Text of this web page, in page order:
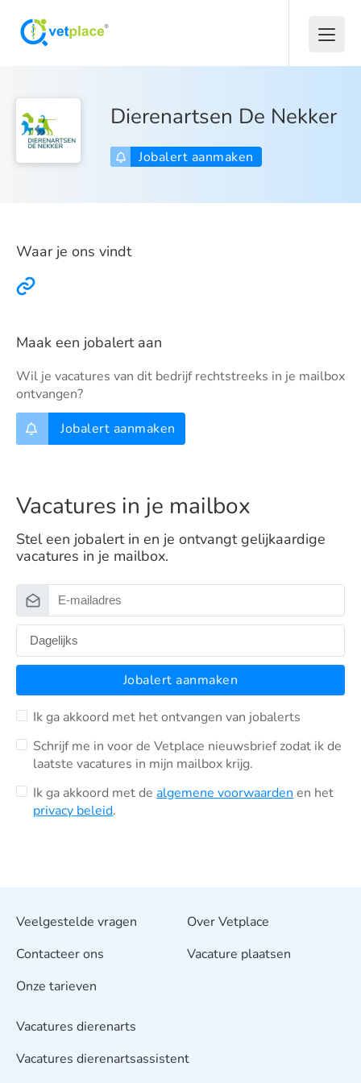
Dierenartsen De Nekker
Jobalert aanmaken
Waar je ons vindt
Maak een jobalert aan
Wil je vacatures van dit bedrijf rechtstreeks in je mailbox
ontvangen?
Jobalert aanmaken
Vacatures in je mailbox
Stel een jobalert in en je ontvangt gelijkaardige
vacatures in je mailbox.
Jobalert aanmaken
Ik ga akkoord met het ontvangen van jobalerts
Schrijf me in voor de Vetplace nieuwsbrief zodat ik de
laatste vacatures in mijn mailbox krijg.
Ik ga akkoord met dealgemene voorwaarden en het
privacy beleid.
Veelgestelde vragen
Contacteer ons
Onze tarieven
Over Vetplace
Vacature plaatsen
Vacatures dierenarts
Vacatures dierenartsassistent